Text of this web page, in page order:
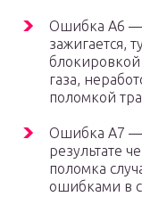
Ошибка А6 —
зажигается,
газа,
поломкой
Ошибка А7 —
результате
поломка
ошибками в